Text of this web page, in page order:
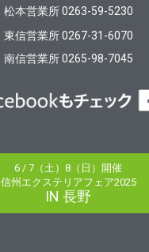
松本営業所 0263-59-5230
東信営業所 0267-31-6070
南信営業所 0265-98-7045
6 / 7（土）8（日）開催
信州エクステリアフェア2025
IN 長野